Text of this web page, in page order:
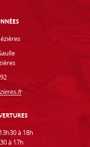
à 18h
à 17h